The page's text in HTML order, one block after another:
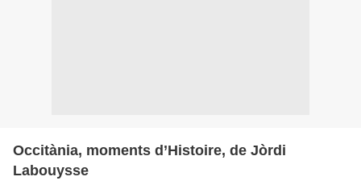
Occitània, moments d’Histoire, de Jòrdi
Labouysse